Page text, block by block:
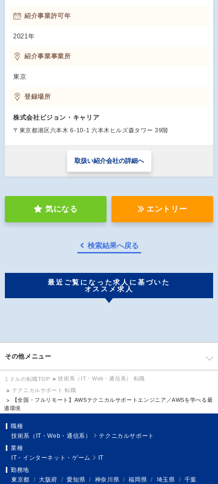
紹介事業許可年
2021年
紹介事業事業所
東京
登録場所
株式会社ビジョン・キャリア
〒東京都港区六本木 6-10-1 六本木ヒルズ森タワー 39階
取扱い紹介会社の詳細へ
気になる エントリー
検索結果へ戻る
最近ご覧になった求人に基づいた
オススメ求人
その他メニュー
ミドルの転職TOP
技術系（IT・Web・通信系） 転職
テクニカルサポート 転職
【全国・フルリモート】AWSテクニカルサポートエンジニア／AWSを学べる最
適環境
職種
技術系（IT・Web・通信系）
テクニカルサポート
業種
IT・インターネット・ゲーム
IT
勤務地
東京都
/ 大阪府 / 愛知県 / 神奈川県 / 福岡県 / 埼玉県 / 千葉